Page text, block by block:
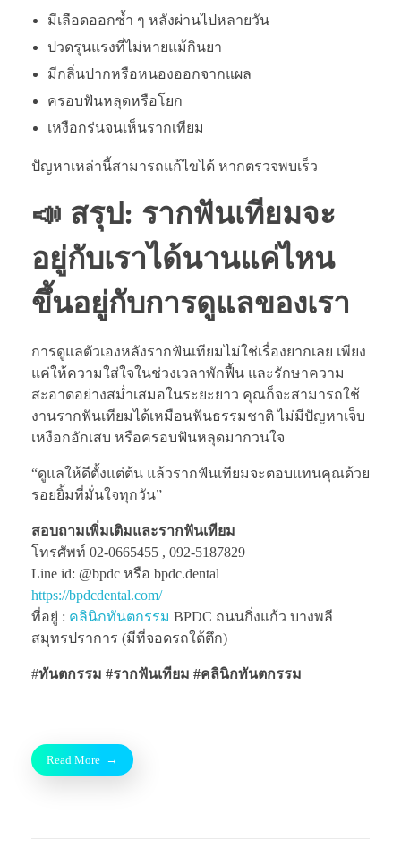
มีเลือดออกซ้ำ ๆ หลังผ่านไปหลายวัน
ปวดรุนแรงที่ไม่หายแม้กินยา
มีกลิ่นปากหรือหนองออกจากแผล
ครอบฟันหลุดหรือโยก
เหงือกร่นจนเห็นรากเทียม
ปัญหาเหล่านี้สามารถแก้ไขได้ หากตรวจพบเร็ว
📣 สรุป: รากฟันเทียมจะ
อยู่กับเราได้นานแค่ไหน
ขึ้นอยู่กับการดูแลของเรา
การดูแลตัวเองหลังรากฟันเทียมไม่ใช่เรื่องยากเลย เพียง
แค่ให้ความใส่ใจในช่วงเวลาพักฟื้น และรักษาความ
สะอาดอย่างสม่ำเสมอในระยะยาว คุณก็จะสามารถใช้
งานรากฟันเทียมได้เหมือนฟันธรรมชาติ ไม่มีปัญหาเจ็บ
เหงือกอักเสบ หรือครอบฟันหลุดมากวนใจ
“ดูแลให้ดีตั้งแต่ต้น แล้วรากฟันเทียมจะตอบแทนคุณด้วย
รอยยิ้มที่มั่นใจทุกวัน”
สอบถามเพิ่มเติมและรากฟันเทียม
โทรศัพท์ 02-0665455 , 092-5187829
Line id: @bpdc หรือ bpdc.dental
https://bpdcdental.com/
ที่อยู่ : คลินิกทันตกรรม BPDC ถนนกิ่งแก้ว บางพลี
สมุทรปราการ (มีที่จอดรถใต้ตึก)
#ทันตกรรม #รากฟันเทียม #คลินิกทันตกรรม
Read More